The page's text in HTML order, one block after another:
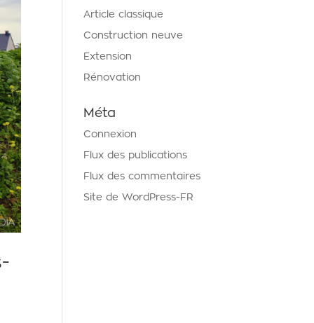
Article classique
Construction neuve
Extension
Rénovation
Méta
Connexion
Flux des publications
Flux des commentaires
Site de WordPress-FR